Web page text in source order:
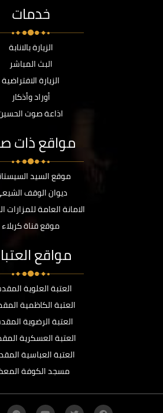
خدمات
الزيارة بالانابة
البث المباشر
الزيارة الافتراضية
أوراد وأذكار
اذاعة صوت
مواقع ذات
موقع السيد
ديوان الوقف
الامانة العامة للمزارات
موقع قناة كربلاء
مواقع
العتبة العلوية
العتبة الكاظمية
العتبة الرضوية
العتبة العسكرية
العتبة العباسية
مسجد الكوفة